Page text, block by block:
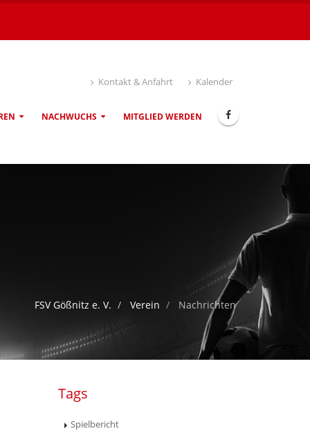
Kontakt & Anfahrt Kalender
NACHWUCHS MITGLIED WERDEN
FSV Gößnitz e. V. Verein Nachrichten
Tags
Spielbericht